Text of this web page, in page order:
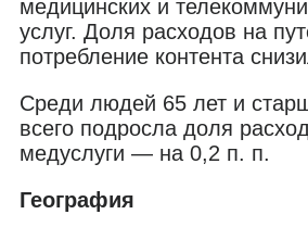
медицинских и
услуг. Доля расходов на
потребление контента
Среди людей 65 лет и
всего подросла доля
медуслуги — на 0,2 п. п.
География